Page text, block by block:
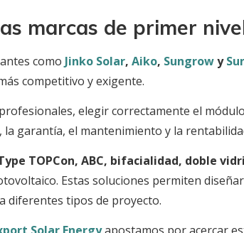
marcas de primer
como Jinko Solar, Aiko, Sungrowy
competitivo y exigente.
elegir correctamente el
la garantía, el mantenimiento y la
TOPCon, ABC, bifacialidad, doble
Estas soluciones permiten
diferentes tipos de proyecto.